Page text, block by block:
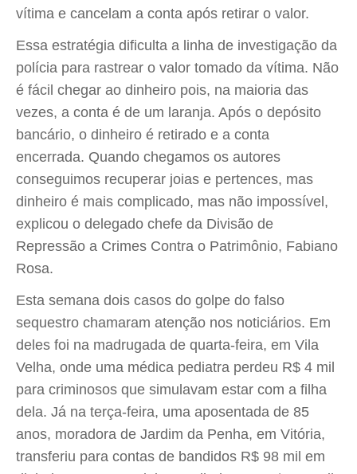
vítima e cancelam a conta após retirar o valor.
Essa estratégia dificulta a linha de investigação da
polícia para rastrear o valor tomado da vítima. Não
é fácil chegar ao dinheiro pois, na maioria das
vezes, a conta é de um laranja. Após o depósito
bancário, o dinheiro é retirado e a conta
encerrada. Quando chegamos os autores
conseguimos recuperar joias e pertences, mas
dinheiro é mais complicado, mas não impossível,
explicou o delegado chefe da Divisão de
Repressão a Crimes Contra o Patrimônio, Fabiano
Rosa.
Esta semana dois casos do golpe do falso
sequestro chamaram atenção nos noticiários. Em
deles foi na madrugada de quarta-feira, em Vila
Velha, onde uma médica pediatra perdeu R$ 4 mil
para criminosos que simulavam estar com a filha
dela. Já na terça-feira, uma aposentada de 85
anos, moradora de Jardim da Penha, em Vitória,
transferiu para contas de bandidos R$ 98 mil em